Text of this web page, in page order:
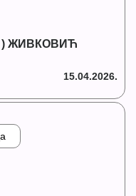
) ЖИВКОВИЋ
15.04.2026.